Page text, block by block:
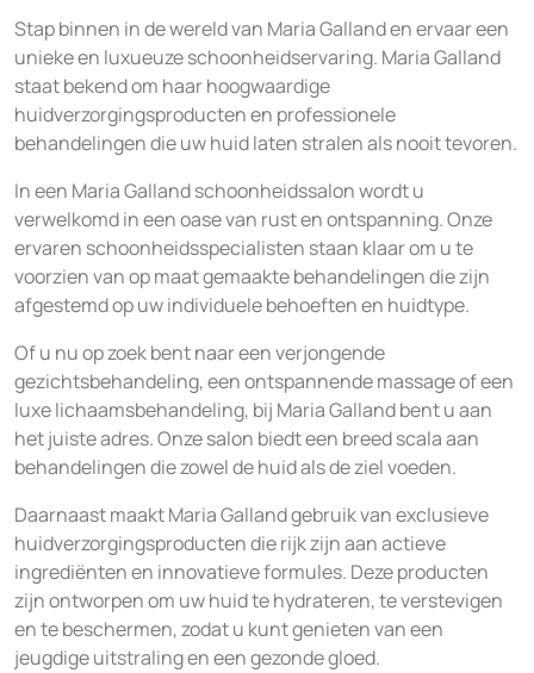
Stap binnen in de wereld van Maria Galland en ervaar een
unieke en luxueuze schoonheidservaring. Maria Galland
staat bekend om haar hoogwaardige
huidverzorgingsproducten en professionele
behandelingen die uw huid laten stralen als nooit tevoren.
In een Maria Galland schoonheidssalon wordt u
verwelkomd in een oase van rust en ontspanning. Onze
ervaren schoonheidsspecialisten staan klaar om u te
voorzien van op maat gemaakte behandelingen die zijn
afgestemd op uw individuele behoeften en huidtype.
Of u nu op zoek bent naar een verjongende
gezichtsbehandeling, een ontspannende massage of een
luxe lichaamsbehandeling, bij Maria Galland bent u aan
het juiste adres. Onze salon biedt een breed scala aan
behandelingen die zowel de huid als de ziel voeden.
Daarnaast maakt Maria Galland gebruik van exclusieve
huidverzorgingsproducten die rijk zijn aan actieve
ingrediënten en innovatieve formules. Deze producten
zijn ontworpen om uw huid te hydrateren, te verstevigen
en te beschermen, zodat u kunt genieten van een
jeugdige uitstraling en een gezonde gloed.